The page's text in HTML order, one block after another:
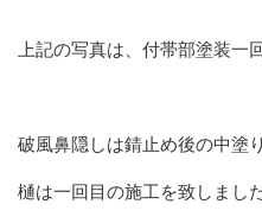
上記の写真は、付帯部塗装一
破風鼻隠しは錆止め後の中塗り
樋は一回目の施工を致しました